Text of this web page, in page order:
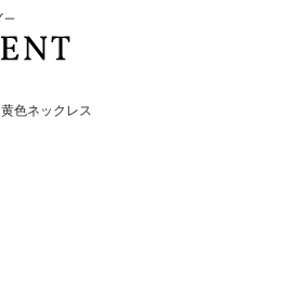
黄色ネックレス